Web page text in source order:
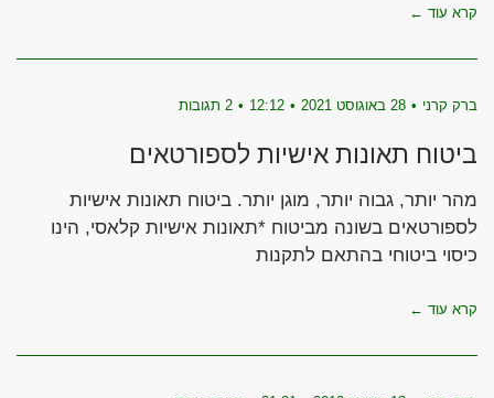
קרא עוד ←
ברק קרני 28 באוגוסט 2021 12:12 2 תגובות
ביטוח תאונות אישיות לספורטאים
מהר יותר, גבוה יותר, מוגן יותר. ביטוח תאונות אישיות
לספורטאים בשונה מביטוח *תאונות אישיות קלאסי, הינו
כיסוי ביטוחי בהתאם לתקנות
קרא עוד ←